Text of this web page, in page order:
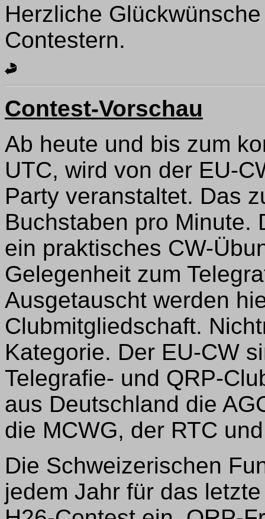
Herzliche
Contestern.
Contest-Vorschau
Ab heute und bis zum
UTC, wird von der EU-
Party veranstaltet. Das
Buchstaben pro Minute.
ein praktisches CW-
Gelegenheit zum
Ausgetauscht werden
Clubmitgliedschaft.
Kategorie. Der EU-CW
Telegrafie- und QRP-
aus Deutschland die
die MCWG, der RTC
Die Schweizerischen
jedem Jahr für das